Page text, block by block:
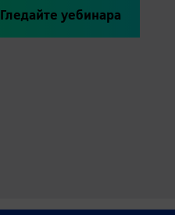
Гледайте уебинара